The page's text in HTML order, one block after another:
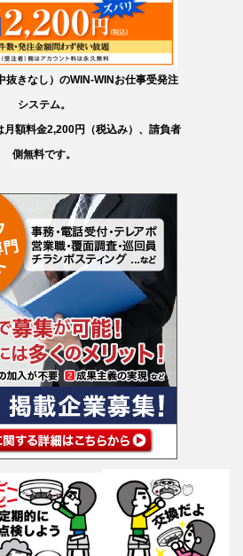
抜きなし）のWIN-WINお仕事受発注
システム。
月額料金2,200円（税込み）、請負者
側無料です。